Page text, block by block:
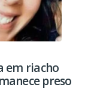
em riacho
preso